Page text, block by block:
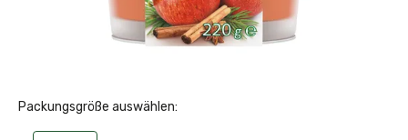
Packungsgröße auswählen: